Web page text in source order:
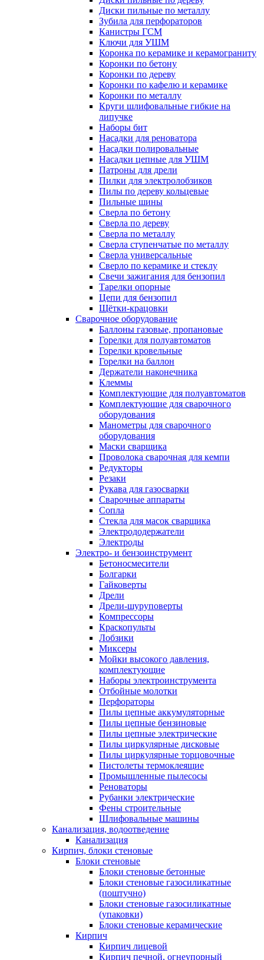
Диски пильные по металлу
Зубила для перфораторов
Канистры ГСМ
Ключи для УШМ
Коронка по керамике и керамограниту
Коронки по бетону
Коронки по дереву
Коронки по кафелю и керамике
Коронки по металлу
Круги шлифовальные гибкие на
липучке
Наборы бит
Насадки для реноватора
Насадки полировальные
Насадки цепные для УШМ
Патроны для дрели
Пилки для электролобзиков
Пилы по дереву кольцевые
Пильные шины
Сверла по бетону
Сверла по дереву
Сверла по металлу
Сверла ступенчатые по металлу
Сверла универсальные
Сверло по керамике и стеклу
Свечи зажигания для бензопил
Тарелки опорные
Цепи для бензопил
Щётки-крацовки
Сварочное оборудование
Баллоны газовые, пропановые
Горелки для полуавтоматов
Горелки кровельные
Горелки на баллон
Держатели наконечника
Клеммы
Комплектующие для полуавтоматов
Комплектующие для сварочного
оборудования
Манометры для сварочного
оборудования
Маски сварщика
Проволока сварочная для кемпи
Редукторы
Резаки
Рукава для газосварки
Сварочные аппараты
Сопла
Стекла для масок сварщика
Электрододержатели
Электроды
Электро- и бензоинструмент
Бетоносмесители
Болгарки
Гайковерты
Дрели
Дрели-шуруповерты
Компрессоры
Краскопульты
Лобзики
Миксеры
Мойки высокого давления,
комплектующие
Наборы электроинструмента
Отбойные молотки
Перфораторы
Пилы цепные аккумуляторные
Пилы цепные бензиновые
Пилы цепные электрические
Пилы циркулярные дисковые
Пилы циркулярные торцовочные
Пистолеты термоклеящие
Промышленные пылесосы
Реноваторы
Рубанки электрические
Фены строительные
Шлифовальные машины
Канализация, водоотведение
Канализация
Кирпич, блоки стеновые
Блоки стеновые
Блоки стеновые бетонные
Блоки стеновые газосиликатные
(поштучно)
Блоки стеновые газосиликатные
(упаковки)
Блоки стеновые керамические
Кирпич
Кирпич лицевой
Кирпич печной, огнеупорный